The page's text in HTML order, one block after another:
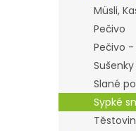
Müsli,
Pečivo
Pečivo -
Slané
Sypké